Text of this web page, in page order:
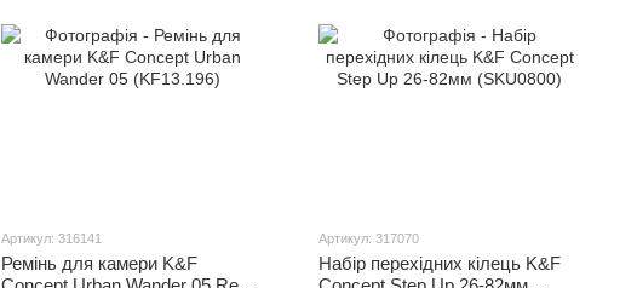
Артикул: 316141
Ремінь для камери K&F
Артикул: 317070
Набір перехідних кілець K&F